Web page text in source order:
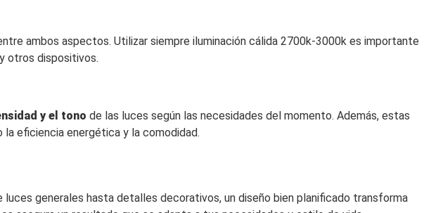
ambos aspectos. Utilizar siempre iluminación cálida 2700k-3000k es importante
otros dispositivos.
y el tono de las luces según las necesidades del momento. Además, estas
eficiencia energética y la comodidad.
luces generales hasta detalles decorativos, un diseño bien planificado transforma